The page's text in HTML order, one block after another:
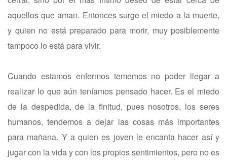
aquellos que aman. Entonces surge el miedo a la muerte,
y quien no está preparado para morir, muy posiblemente
tampoco lo está para vivir.
Cuando estamos enfermos tememos no poder llegar a
realizar lo que aún teníamos pensado hacer. Es el miedo
de la despedida, de la finitud, pues nosotros, los seres
humanos, tendemos a dejar las cosas más importantes
para mañana. Y a quien es joven le encanta hacer así y
jugar con la vida y con los propios sentimientos, pero no es